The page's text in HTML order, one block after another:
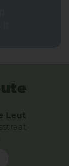
Leut